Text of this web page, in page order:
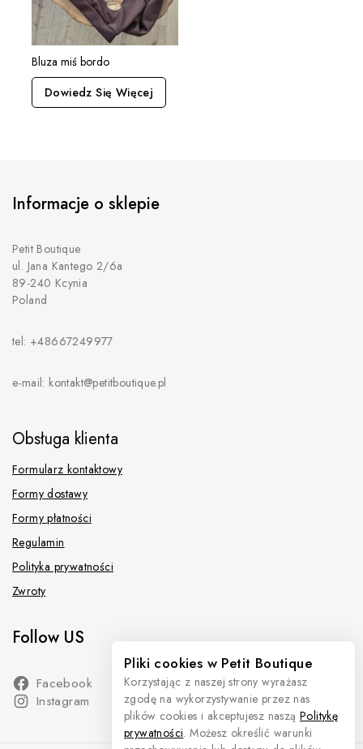
Bluza miś bordo
Dowiedz Się Więcej
Informacje o sklepie
Petit Boutique
ul. Jana Kantego 2/6a
89-240 Kcynia
Poland
tel: +48667249977
e-mail: kontakt@petitboutique.pl
Obsługa klienta
Formularz kontaktowy
Formy dostawy
Formy płatności
Regulamin
Polityka prywatności
Zwroty
Follow US
Facebook
Instagram
Pliki cookies w Petit Boutique
Korzystając z naszej strony wyrażasz
zgodę na wykorzystywanie przez nas
plików cookies i akceptujesz naszą Politykę
prywatności. Możesz określić warunki